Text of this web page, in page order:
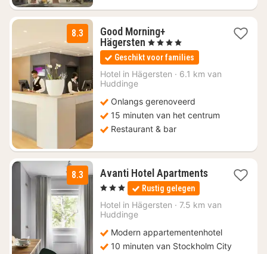
8.3
Good Morning+
Hägersten 1
nacht
vanaf
€
, 4 Sterren
Geschikt voor families
Hotel in Hägersten · 6.1 km van
Huddinge
Onlangs gerenoveerd
15 minuten van het centrum
Restaurant & bar
8.3 Avanti Hotel Apartments1
€
, 3 Sterren Rustig gelegen
Hotel in Hägersten · 7.5 km van
Huddinge
Modern appartementenhotel
10 minuten van Stockholm City